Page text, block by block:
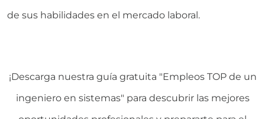
de sus habilidades en el mercado laboral.
¡Descarga nuestra guía gratuita "Empleos TOP de un
ingeniero en sistemas" para descubrir las mejores